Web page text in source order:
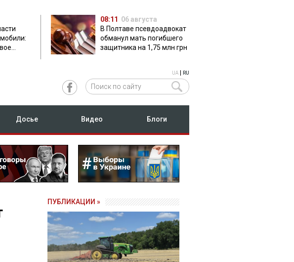
08:11 06 августа
В Полтаве псевдоадвокат
обманул мать погибшего
защитника на 1,75 млн грн
UA RU
Досье Видео Блоги
ПУБЛИКАЦИИ »